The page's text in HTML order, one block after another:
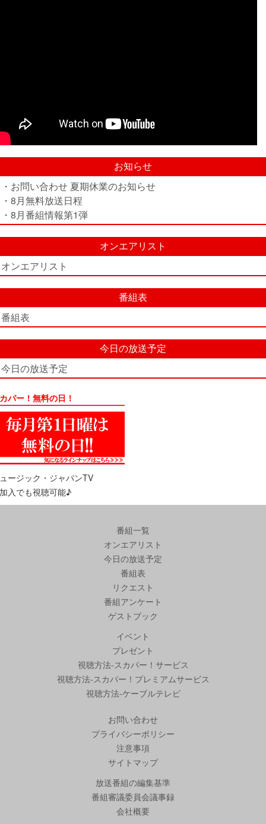
お知らせ
・お問い合わせ 夏期休業のお知らせ
・8月無料放送日程
・8月番組情報第1弾
オンエアリスト
オンエアリスト
番組表
番組表
今日の放送予定
今日の放送予定
パー！無料の日！
ージック・ジャパンTV
入でも視聴可能♪
番組一覧
オンエアリスト
今日の放送予定
番組表
リクエスト
番組アンケート
ゲストブック
イベント
プレゼント
視聴方法-スカパー！サービス
視聴方法-スカパー！プレミアムサービス
視聴方法-ケーブルテレビ
お問い合わせ
プライバシーポリシー
注意事項
サイトマップ
放送番組の編集基準
番組審議委員会議事録
会社概要